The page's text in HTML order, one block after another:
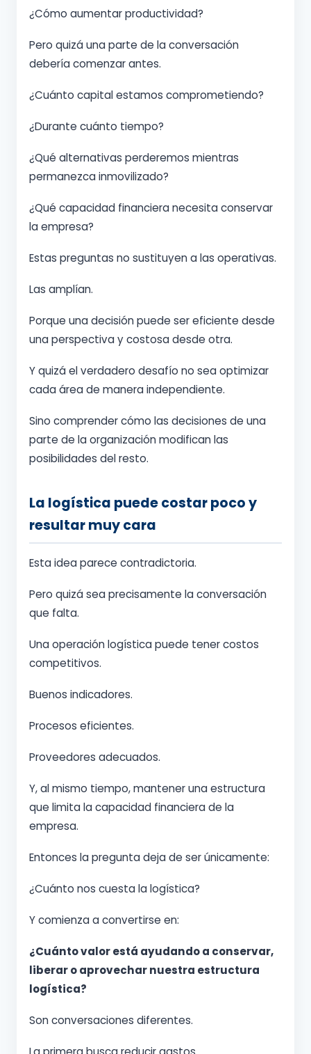
¿Cómo aumentar productividad?
Pero quizá una parte de la conversación
debería comenzar antes.
¿Cuánto capital estamos comprometiendo?
¿Durante cuánto tiempo?
¿Qué alternativas perderemos mientras
permanezca inmovilizado?
¿Qué capacidad financiera necesita conservar
la empresa?
Estas preguntas no sustituyen a las operativas.
Las amplían.
Porque una decisión puede ser eficiente desde
una perspectiva y costosa desde otra.
Y quizá el verdadero desafío no sea optimizar
cada área de manera independiente.
Sino comprender cómo las decisiones de una
parte de la organización modifican las
posibilidades del resto.
La logística puede costar poco y
resultar muy cara
Esta idea parece contradictoria.
Pero quizá sea precisamente la conversación
que falta.
Una operación logística puede tener costos
competitivos.
Buenos indicadores.
Procesos eficientes.
Proveedores adecuados.
Y, al mismo tiempo, mantener una estructura
que limita la capacidad financiera de la
empresa.
Entonces la pregunta deja de ser únicamente:
¿Cuánto nos cuesta la logística?
Y comienza a convertirse en:
¿Cuánto valor está ayudando a conservar,
liberar o aprovechar nuestra estructura
logística?
Son conversaciones diferentes.